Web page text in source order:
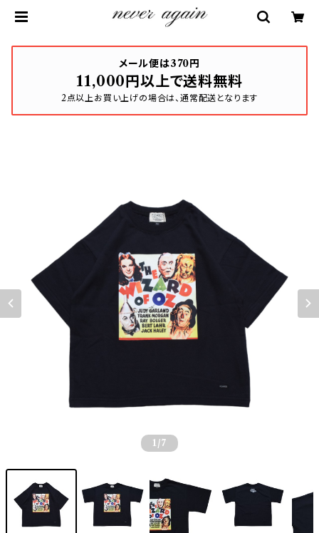
メール便は370円
11,000円以上で送料無料
2点以上お買い上げの場合は、通常配送となります
1 /7